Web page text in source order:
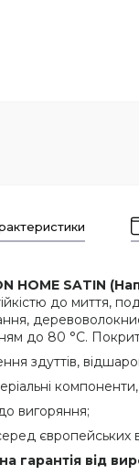
HOME SATIN
до миття,
до 80 °C.
здуттів,
вигоряння;
європейських
гарантія від